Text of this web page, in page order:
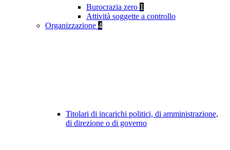
Burocrazia zero 1
Attività soggette a controllo
Organizzazione 4
Titolari di incarichi politici, di amministrazione,
di direzione o di governo